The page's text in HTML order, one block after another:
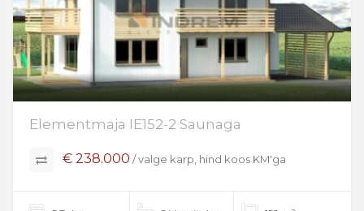
Elementmaja IE152-2 Saunaga
€ 238.000 / valge karp, hind koos KM'ga